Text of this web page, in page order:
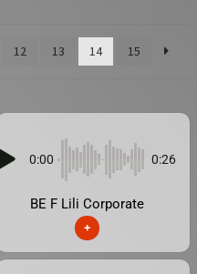
12 13 14 15
0:00 0:26
BE F Lili Corporate
+